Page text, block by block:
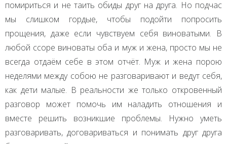
помириться и не таить обиды друг на друга. Но подчас
мы слишком гордые, чтобы подойти попросить
прощения, даже если чувствуем себя виноватыми. В
любой ссоре виноваты оба и муж и жена, просто мы не
всегда отдаём себе в этом отчёт. Муж и жена порою
неделями между собою не разговаривают и ведут себя,
как дети малые. В реальности же только откровенный
разговор может помочь им наладить отношения и
вместе решить возникшие проблемы. Нужно уметь
разговаривать, договариваться и понимать друг друга